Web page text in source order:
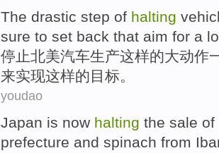
The drastic step of halting
sure to set back that aim for a
停止北美汽车生产这样的大动作
来实现这样的目标。
youdao
Japan is now halting the sale of
prefecture and spinach from